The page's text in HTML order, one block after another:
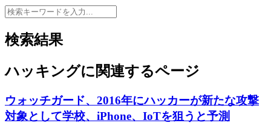
検索結果
ハッキングに関連するページ
ウォッチガード、2016年にハッカーが新たな攻撃
対象として学校、iPhone、IoTを狙うと予測